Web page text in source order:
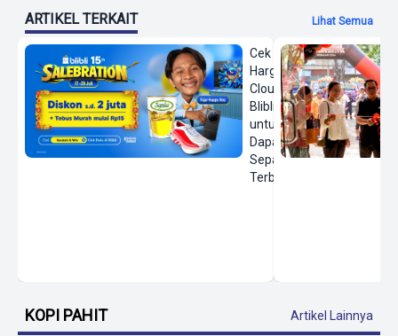
ARTIKEL TERKAIT Lihat Semua
Cek
Harga On
Cloud di
Blibli
untuk
Dapatkan
Sepatu
Terbaru
KOPI PAHIT Artikel Lainnya